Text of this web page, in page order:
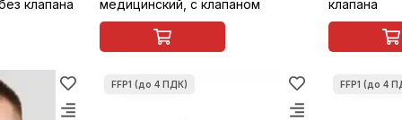
клапана медицинский, с клапаном клапана